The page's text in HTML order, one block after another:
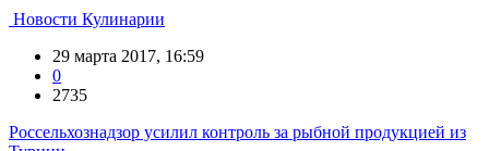
Новости Кулинарии
29 марта 2017, 16:59
0
2735
Россельхознадзор усилил контроль за рыбной продукцией из